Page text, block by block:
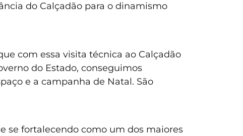
do Calçadão para o dinamismo
com essa visita técnica ao Calçadão
do Estado, conseguimos
e a campanha de Natal. São
se fortalecendo como um dos maiores